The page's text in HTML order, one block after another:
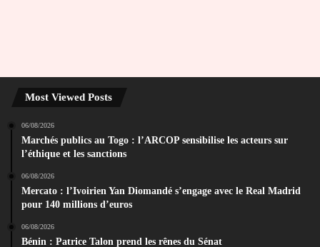
Most Viewed Posts
06/08/2026
Marchés publics au Togo : l’ARCOP sensibilise les acteurs sur
l’éthique et les sanctions
06/08/2026
Mercato : l’Ivoirien Yan Diomandé s’engage avec le Real Madrid
pour 140 millions d’euros
06/08/2026
Bénin : Patrice Talon prend les rênes du Sénat